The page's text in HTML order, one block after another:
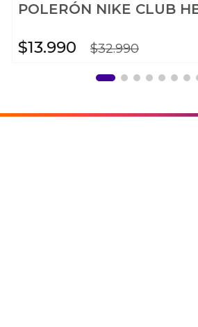
POLERÓN NIKE CLUB
$13.990 $32.990